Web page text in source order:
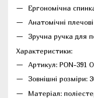
Ергономічна
Анатомічні
Зручна ручка для
Характеристики:
Артикул: PON-391
Зовнішні розміри:
Матеріал: